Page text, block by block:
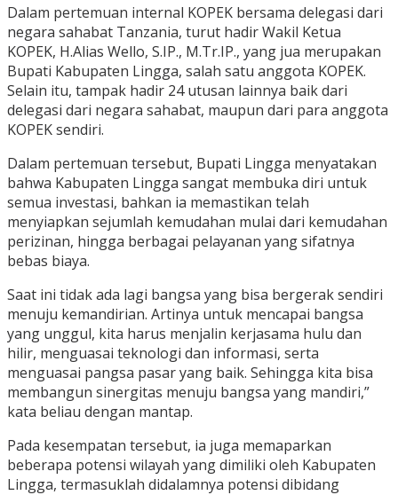
Dalam pertemuan internal KOPEK bersama delegasi dari
negara sahabat Tanzania, turut hadir Wakil Ketua
KOPEK, H.Alias Wello, S.IP., M.Tr.IP., yang jua merupakan
Bupati Kabupaten Lingga, salah satu anggota KOPEK.
Selain itu, tampak hadir 24 utusan lainnya baik dari
delegasi dari negara sahabat, maupun dari para anggota
KOPEK sendiri.
Dalam pertemuan tersebut, Bupati Lingga menyatakan
bahwa Kabupaten Lingga sangat membuka diri untuk
semua investasi, bahkan ia memastikan telah
menyiapkan sejumlah kemudahan mulai dari kemudahan
perizinan, hingga berbagai pelayanan yang sifatnya
bebas biaya.
Saat ini tidak ada lagi bangsa yang bisa bergerak sendiri
menuju kemandirian. Artinya untuk mencapai bangsa
yang unggul, kita harus menjalin kerjasama hulu dan
hilir, menguasai teknologi dan informasi, serta
menguasai pangsa pasar yang baik. Sehingga kita bisa
membangun sinergitas menuju bangsa yang mandiri,”
kata beliau dengan mantap.
Pada kesempatan tersebut, ia juga memaparkan
beberapa potensi wilayah yang dimiliki oleh Kabupaten
Lingga, termasuklah didalamnya potensi dibidang